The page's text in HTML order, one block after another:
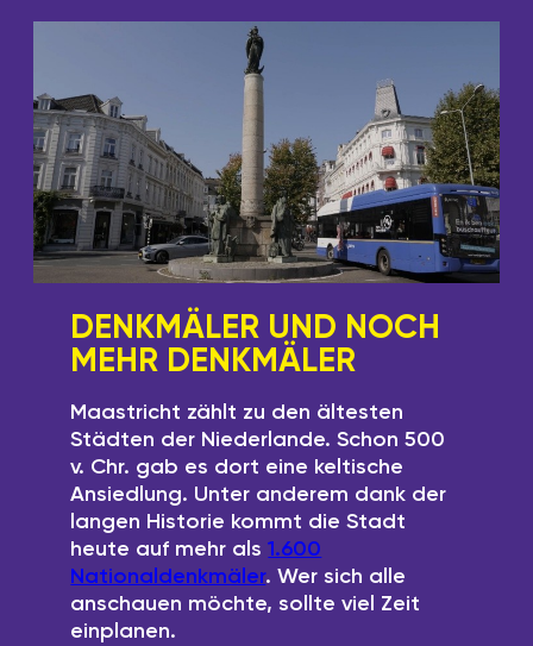
DENKMÄLER UND NOCH
MEHR DENKMÄLER
Maastricht zählt zu den ältesten
Städten der Niederlande. Schon 500
v. Chr. gab es dort eine keltische
Ansiedlung. Unter anderem dank der
langen Historie kommt die Stadt
heute auf mehr als1.600
Nationaldenkmäler. Wer sich alle
anschauen möchte, sollte viel Zeit
einplanen.